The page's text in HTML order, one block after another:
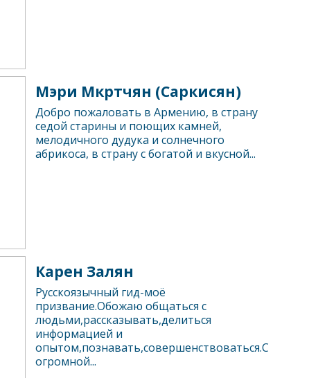
Мэри Мкртчян (Саркисян)
Добро пожаловать в Армению, в страну
седой старины и поющих камней,
мелодичного дудука и солнечного
абрикоса, в страну с богатой и вкусной...
Карен Залян
Русскоязычный гид-моё
призвание.Обожаю общаться с
людьми,рассказывать,делиться
информацией и
опытом,познавать,совершенствоваться.С
огромной...